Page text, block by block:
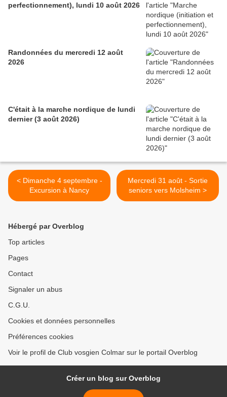
perfectionnement), lundi 10 août 2026
Randonnées du mercredi 12 août
2026
C'était à la marche nordique de lundi
dernier (3 août 2026)
< Dimanche 4 septembre -
Excursion à Nancy
Mercredi 31 août - Sortie
seniors vers Molsheim >
Hébergé par Overblog
Top articles
Pages
Contact
Signaler un abus
C.G.U.
Cookies et données personnelles
Préférences cookies
Voir le profil de Club vosgien Colmar sur le portail Overblog
Créer un blog sur Overblog